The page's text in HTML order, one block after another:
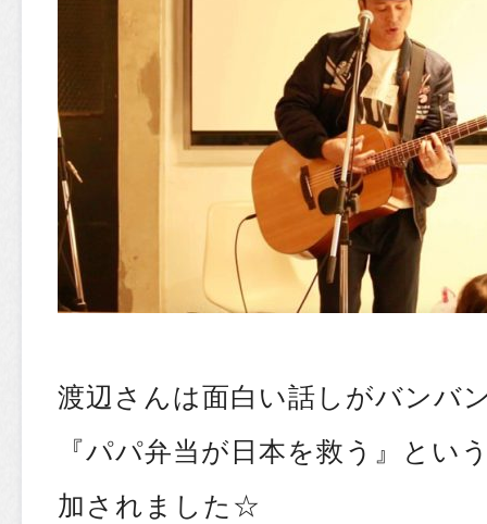
渡辺さんは面白い話しがバンバ
『パパ弁当が日本を救う』とい
加されました☆